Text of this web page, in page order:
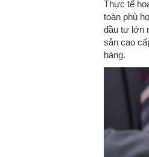
Thực tế
toàn phù
đầu tư lớn
sản cao
hàng.